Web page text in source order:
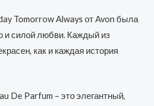
Tomorrow Always от Avon была
и силой любви. Каждый из
как и каждая история
De Parfum – это элегантный,